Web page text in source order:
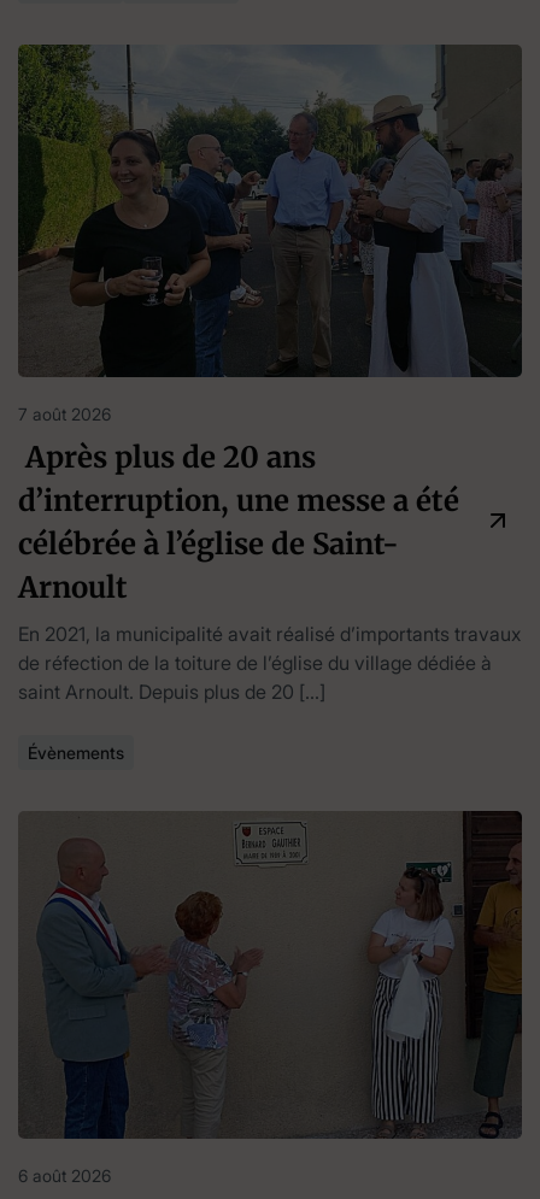
7 août 2026
Après plus de 20 ans
d’interruption, une messe a été
célébrée à l’église de Saint-
Arnoult
En 2021, la municipalité avait réalisé d’importants travaux
de réfection de la toiture de l’église du village dédiée à
saint Arnoult. Depuis plus de 20 […]
Évènements
6 août 2026